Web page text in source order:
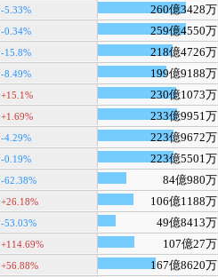
-5.33%
260億3428万
-0.34%
259億4550万
-15.8%
218億4726万
-8.49%
199億9188万
+15.1%
230億1073万
+1.69%
233億9951万
-4.29%
223億9672万
-0.19%
223億5501万
-62.38%
84億980万
+26.18%
106億1188万
-53.03%
49億8413万
+114.69%
107億27万
+56.88%
167億8620万